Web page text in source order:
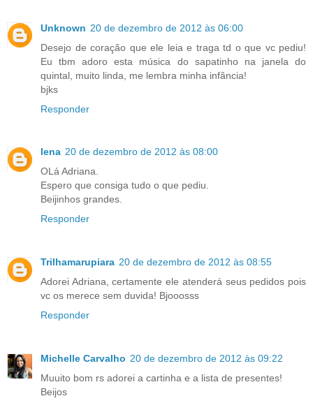
Unknown 20 de dezembro de 2012 às 06:00
Desejo de coração que ele leia e traga td o que vc pediu!
Eu tbm adoro esta música do sapatinho na janela do
quintal, muito linda, me lembra minha infância!
bjks
Responder
lena 20 de dezembro de 2012 às 08:00
OLá Adriana.
Espero que consiga tudo o que pediu.
Beijinhos grandes.
Responder
Trilhamarupiara 20 de dezembro de 2012 às 08:55
Adorei Adriana, certamente ele atenderá seus pedidos pois
vc os merece sem duvida! Bjooosss
Responder
Michelle Carvalho 20 de dezembro de 2012 às 09:22
Muuito bom rs adorei a cartinha e a lista de presentes!
Beijos